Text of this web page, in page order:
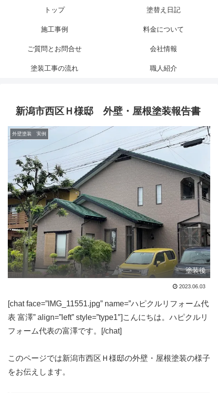
トップ 塗替え日記
施工事例 料金について
ご質問とお問合せ 会社情報
塗装工事の流れ 職人紹介
新潟市西区Ｈ様邸 外壁・屋根塗装報告書
外壁塗装 実例
塗装後
2023.06.03
[chat face=”IMG_11551.jpg” name=”ハピクルリフォーム代
表 富澤” align=”left” style=”type1″]こんにちは。ハピクルリ
フォーム代表の富澤です。[/chat]
このページでは新潟市西区Ｈ様邸の外壁・屋根塗装の様子
をお伝えします。